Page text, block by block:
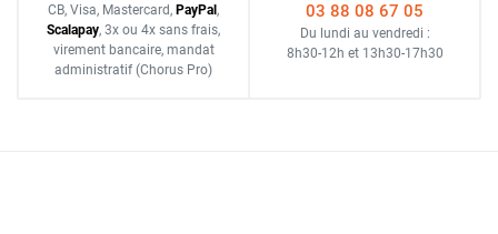
CB, Visa, Mastercard, PayPal ,
Scalapay, 3x ou 4x sans frais,
virement bancaire, mandat
administratif (Chorus Pro)
03 88 08 67 05
Du lundi au vendredi :
8h30-12h et 13h30-17h30